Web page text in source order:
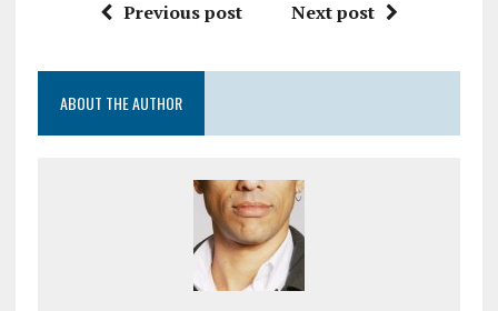
Previous post Next post
ABOUT THE AUTHOR